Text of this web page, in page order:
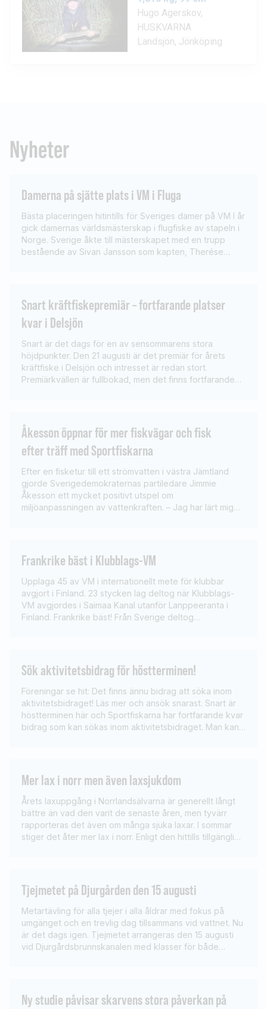
Nyheter
Damerna på sjätte plats i VM i Fluga
Bästa placeringen hitintills för Sveriges damer på VM I år
gick damernas världsmästerskap i flugfiske av stapeln i
Norge. Sverige åkte till mästerskapet med en trupp
bestående av Sivan Jansson som kapten, Therése
USA, Sydafrika, […]
Snart kräftfiskepremiär – fortfarande platser
kvar i Delsjön
Snart är det dags för en av sensommarens stora
höjdpunkter. Den 21 augusti är det premiär för årets
kräftfiske i Delsjön och intresset är redan stort.
Premiärkvällen är fullbokad, men det finns fortfarande
Åkesson öppnar för mer fiskvägar och fisk
efter träff med Sportfiskarna
Efter en fisketur till ett strömvatten i västra Jämtland
gjorde Sverigedemokraternas partiledare Jimmie
Åkesson ett mycket positivt utspel om
miljöanpassningen av vattenkraften. – Jag har lärt mig
konsekvenser för kraftproduktionen. […]
Frankrike bäst i Klubblags-VM
Upplaga 45 av VM i internationellt mete för klubbar
avgjort i Finland. 23 stycken lag deltog när Klubblags-
VM avgjordes i Saimaa Kanal utanför Lanppeeranta i
Finland. Frankrike bäst! Från Sverige deltog
silvermedaljörer blev […]
Sök aktivitetsbidrag för höstterminen!
Föreningar se hit: Det finns ännu bidrag att söka inom
aktivitetsbidraget! Läs mer och ansök snarast. Snart är
höstterminen här och Sportfiskarna har fortfarande kvar
bidrag som kan sökas inom aktivitetsbidraget. Man kan
fiske. […]
Mer lax i norr men även laxsjukdom
Årets laxuppgång i Norrlandsälvarna är generellt långt
bättre än vad den varit de senaste åren, men tyvärr
rapporteras det även om många sjuka laxar. I sommar
stiger det åter mer lax i norr. Enligt den hittills tillgängliga
Tjejmetet på Djurgården den 15 augusti
Metartävling för alla tjejer i alla åldrar med fokus på
umgänget och en trevlig dag tillsammans vid vattnet. Nu
är det dags igen. Tjejmetet arrangeras den 15 augusti
vid Djurgårdsbrunnskanalen med klasser för både
Ny studie påvisar skarvens stora påverkan på